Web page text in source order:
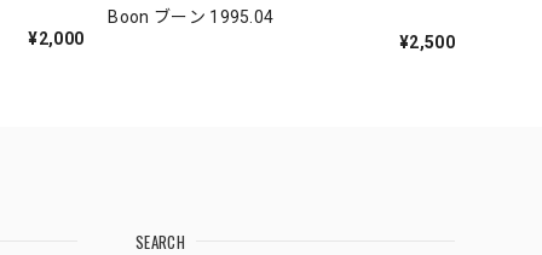
¥2,000
Boon ブーン 1995.04
¥2,500
SEARCH